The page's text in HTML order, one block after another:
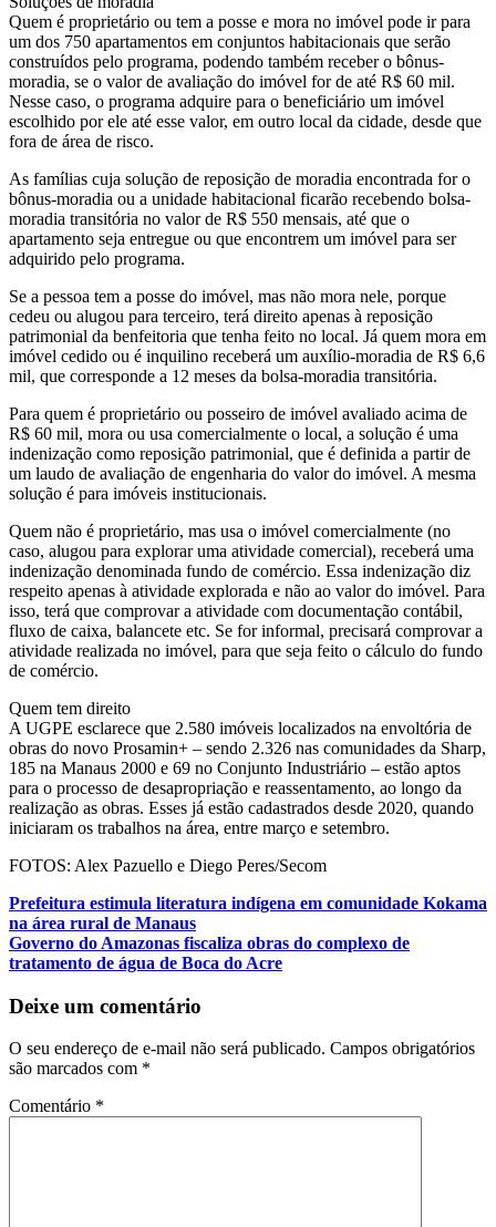
Quem é proprietário ou tem a posse e mora no imóvel pode ir para
um dos 750 apartamentos em conjuntos habitacionais que serão
construídos pelo programa, podendo também receber o bônus-
moradia, se o valor de avaliação do imóvel for de até R$ 60 mil.
Nesse caso, o programa adquire para o beneficiário um imóvel
escolhido por ele até esse valor, em outro local da cidade, desde que
fora de área de risco.
As famílias cuja solução de reposição de moradia encontrada for o
bônus-moradia ou a unidade habitacional ficarão recebendo bolsa-
moradia transitória no valor de R$ 550 mensais, até que o
apartamento seja entregue ou que encontrem um imóvel para ser
adquirido pelo programa.
Se a pessoa tem a posse do imóvel, mas não mora nele, porque
cedeu ou alugou para terceiro, terá direito apenas à reposição
patrimonial da benfeitoria que tenha feito no local. Já quem mora em
imóvel cedido ou é inquilino receberá um auxílio-moradia de R$ 6,6
mil, que corresponde a 12 meses da bolsa-moradia transitória.
Para quem é proprietário ou posseiro de imóvel avaliado acima de
R$ 60 mil, mora ou usa comercialmente o local, a solução é uma
indenização como reposição patrimonial, que é definida a partir de
um laudo de avaliação de engenharia do valor do imóvel. A mesma
solução é para imóveis institucionais.
Quem não é proprietário, mas usa o imóvel comercialmente (no
caso, alugou para explorar uma atividade comercial), receberá uma
indenização denominada fundo de comércio. Essa indenização diz
respeito apenas à atividade explorada e não ao valor do imóvel. Para
isso, terá que comprovar a atividade com documentação contábil,
fluxo de caixa, balancete etc. Se for informal, precisará comprovar a
atividade realizada no imóvel, para que seja feito o cálculo do fundo
de comércio.
Quem tem direito
A UGPE esclarece que 2.580 imóveis localizados na envoltória de
obras do novo Prosamin+ – sendo 2.326 nas comunidades da Sharp,
185 na Manaus 2000 e 69 no Conjunto Industriário – estão aptos
para o processo de desapropriação e reassentamento, ao longo da
realização as obras. Esses já estão cadastrados desde 2020, quando
iniciaram os trabalhos na área, entre março e setembro.
FOTOS: Alex Pazuello e Diego Peres/Secom
Navegação
de
Post
Prefeitura estimula literatura indígena em comunidade Kokama
na área rural de Manaus
Governo do Amazonas fiscaliza obras do complexo de
tratamento de água de Boca do Acre
Deixe um comentário
O seu endereço de e-mail não será publicado. Campos obrigatórios
são marcados com *
Comentário *